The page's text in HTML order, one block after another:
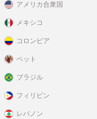
アメリカ合衆国
メキシコ
コロンビア
ペット
ブラジル
フィリピン
レバノン